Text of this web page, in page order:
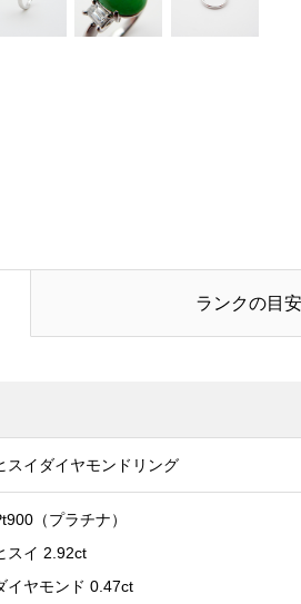
ランクの目安
スイダイヤモンドリング
（プラチナ）
スイ 2.92ct
イヤモンド 0.47ct